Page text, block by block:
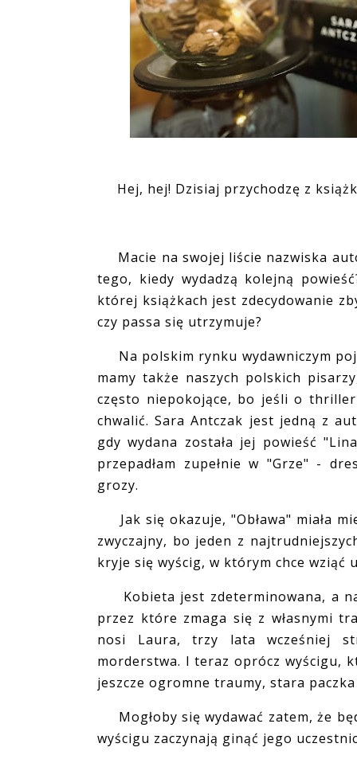
Hej, hej! Dzisiaj przychodzę z
Macie na swojej liście nazwiska
tego, kiedy wydadzą kolejną
której książkach jest zdecydowanie
czy passa się utrzymuje?
Na polskim rynku wydawniczym
mamy także naszych polskich
często niepokojące, bo jeśli o
chwalić. Sara Antczak jest jedną z
gdy wydana została jej powieść
przepadłam zupełnie w "Grze" -
grozy.
Jak się okazuje, "Obława" miała
zwyczajny, bo jeden z
kryje się wyścig, w którym chce wziąć
Kobieta jest zdeterminowana, a
przez które zmaga się z własnymi
nosi Laura, trzy lata wcześniej
morderstwa. I teraz oprócz wyścigu,
jeszcze ogromne traumy, stara
Mogłoby się wydawać zatem, że
wyścigu zaczynają ginąć jego